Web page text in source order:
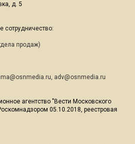
д. 5
сотрудничество:
продаж)
, adv@osnmedia.ru
агентство "Вести Московского
05.10.2018, реестровая